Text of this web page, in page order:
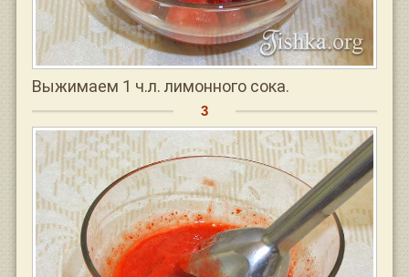
Выжимаем 1 ч.л. лимонного сока.